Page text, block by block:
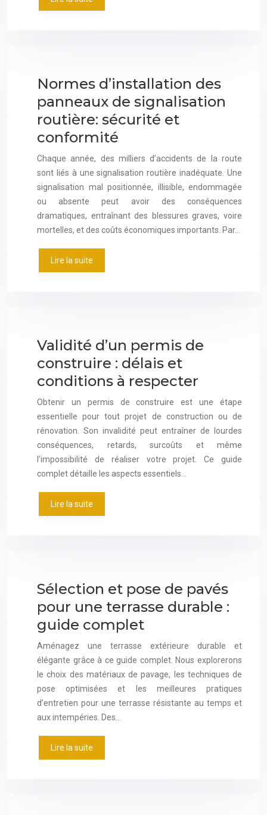
Normes d’installation des
panneaux de signalisation
routière: sécurité et
conformité
Chaque année, des milliers d’accidents de la route
sont liés à une signalisation routière inadéquate. Une
signalisation mal positionnée, illisible, endommagée
ou absente peut avoir des conséquences
dramatiques, entraînant des blessures graves, voire
mortelles, et des coûts économiques importants. Par…
Lire la suite
Validité d’un permis de
construire : délais et
conditions à respecter
Obtenir un permis de construire est une étape
essentielle pour tout projet de construction ou de
rénovation. Son invalidité peut entraîner de lourdes
conséquences, retards, surcoûts et même
l’impossibilité de réaliser votre projet. Ce guide
complet détaille les aspects essentiels…
Lire la suite
Sélection et pose de pavés
pour une terrasse durable :
guide complet
Aménagez une terrasse extérieure durable et
élégante grâce à ce guide complet. Nous explorerons
le choix des matériaux de pavage, les techniques de
pose optimisées et les meilleures pratiques
d’entretien pour une terrasse résistante au temps et
aux intempéries. Des…
Lire la suite